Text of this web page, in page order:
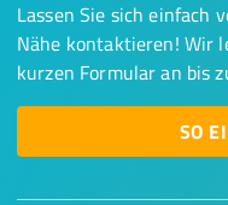
Lassen Sie sich einfach
Nähe kontaktieren! Wir
kurzen Formular an bis
SO